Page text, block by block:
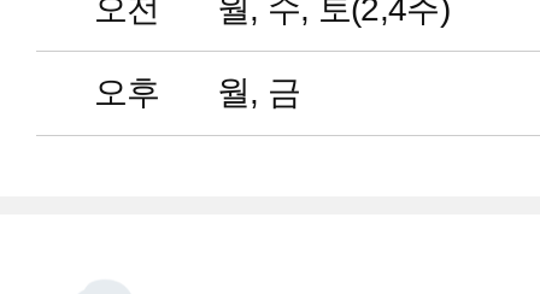
지역응급의료기관
오전 월, 수, 토(2,4주)
오후 월, 금